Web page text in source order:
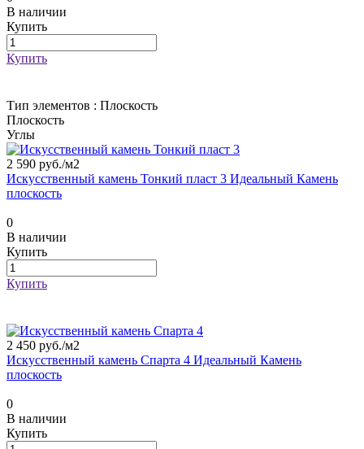
В наличии
Купить
Купить
Тип элементов : Плоскость
Плоскость
Углы
2 590 руб./м2
Искусственный камень Тонкий пласт 3 Идеальный Камень
плоскость
0
В наличии
Купить
Купить
2 450 руб./м2
Искусственный камень Спарта 4 Идеальный Камень
плоскость
0
В наличии
Купить